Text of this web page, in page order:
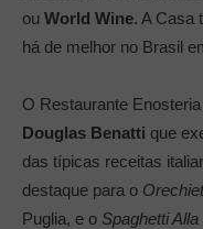
ou World Wine. A Casa
há de melhor no Brasil
O Restaurante
Douglas Benatti que
das típicas receitas
destaque para o
Puglia, e o Spaghetti